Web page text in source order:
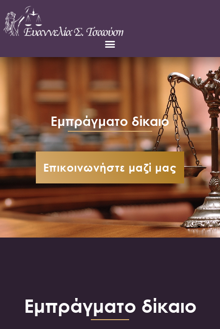
Εμπράγματο δίκαιο
Επικοινωνήστε μαζί μας
Εμπράγματο δίκαιο